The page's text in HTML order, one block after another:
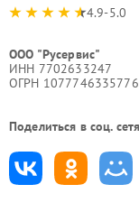
4.9-5.0
ООО "Русервис"
ИНН 7702633247
ОГРН 1077746335776
Поделиться в соц.